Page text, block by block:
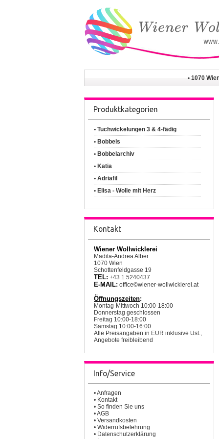
• 1070
Produktkategorien
• Tuchwickelungen 3 & 4-fädig
• Bobbels
• Bobbelarchiv
• Katia
• Adriafil
• Elisa - Wolle mit Herz
Kontakt
Wiener Wollwicklerei
Madita-Andrea Alber
1070 Wien
Schottenfeldgasse 19
TEL: +43 1 5240437
E-MAIL: office©wiener-wollwicklerei.at
Öffnungszeiten:
Montag-Mittwoch 10:00-18:00
Donnerstag geschlossen
Freitag 10:00-18:00
Samstag 10:00-16:00
Alle Preisangaben in EUR inklusive Ust.,
Angebote freibleibend
Info/Service
•Anfragen
• Kontakt
•So finden Sie uns
•AGB
•Versandkosten
•Widerrufsbelehrung
• Datenschutzerklärung